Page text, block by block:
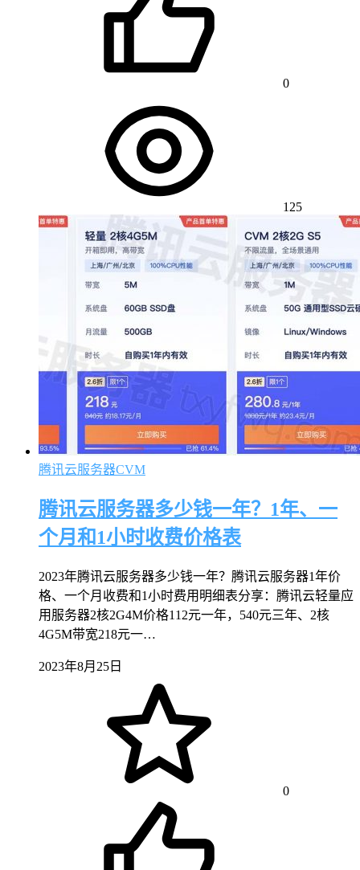
0
125
腾讯云服务器CVM
腾讯云服务器多少钱一年？1年、一
个月和1小时收费价格表
2023年腾讯云服务器多少钱一年？腾讯云服务器1年价
格、一个月收费和1小时费用明细表分享：腾讯云轻量应
用服务器2核2G4M价格112元一年，540元三年、2核
4G5M带宽218元一…
2023年8月25日
0